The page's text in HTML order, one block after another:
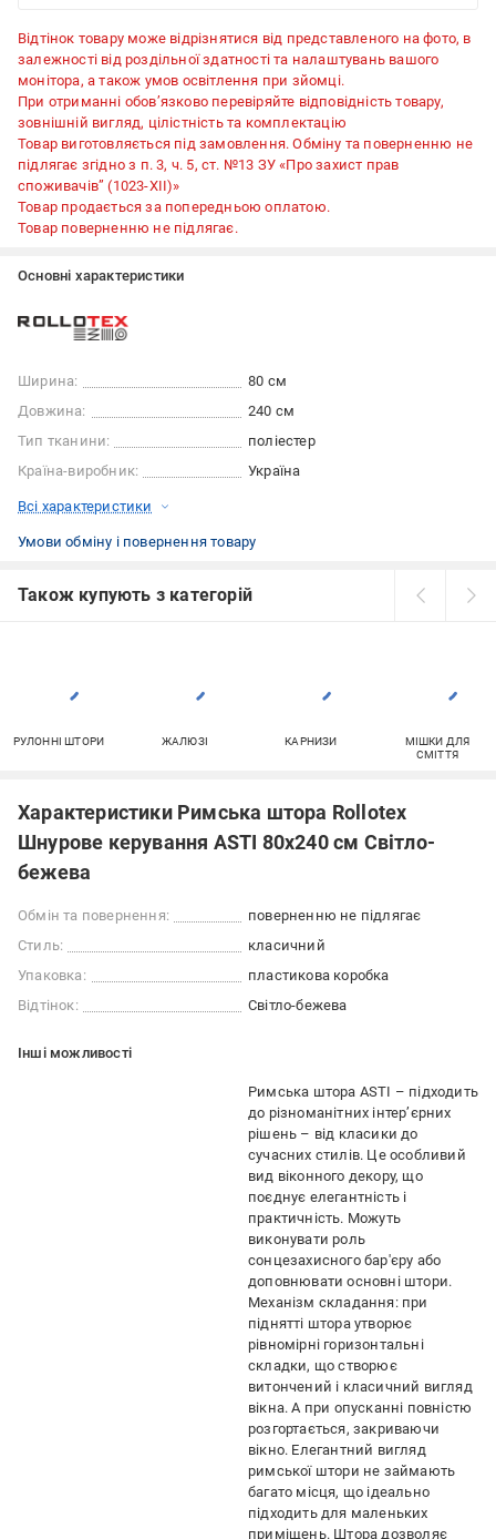
Відтінок товару може відрізнятися від представленого на фото, в
залежності від роздільної здатності та налаштувань вашого
монітора, а також умов освітлення при зйомці.
При отриманні обов’язково перевіряйте відповідність товару,
зовнішній вигляд, цілістність та комплектацію
Товар виготовляється під замовлення. Обміну та поверненню не
підлягає згідно з п. 3, ч. 5, ст. №13 ЗУ «Про захист прав
споживачів” (1023-XII)»
Товар продається за попередньою оплатою.
Товар поверненню не підлягає.
Основні характеристики
Ширина:
80 см
Довжина:
240 см
Тип тканини:
поліестер
Країна-виробник:
Україна
Всі характеристики
Умови обміну і повернення товару
Також купують з категорій
РУЛОННІ ШТОРИ ЖАЛЮЗІ КАРНИЗИ
МІШКИ ДЛЯ
СМІТТЯ
Характеристики Римська штора Rollotex
Шнурове керування ASTI 80x240 см Світло-
бежева
Обмін та повернення:
поверненню не підлягає
Стиль:
класичний
Упаковка:
пластикова коробка
Відтінок:
Світло-бежева
Iншi можливостi
Римська штора ASTI – підходить
до різноманітних інтер’єрних
рішень – від класики до
сучасних стилів. Це особливий
вид віконного декору, що
поєднує елегантність і
практичність. Можуть
виконувати роль
сонцезахисного бар'єру або
доповнювати основні штори.
Механізм складання: при
піднятті штора утворює
рівномірні горизонтальні
складки, що створює
витончений і класичний вигляд
вікна. А при опусканні повністю
розгортається, закриваючи
вікно. Елегантний вигляд
римської штори не займають
багато місця, що ідеально
підходить для маленьких
приміщень. Штора дозволяє